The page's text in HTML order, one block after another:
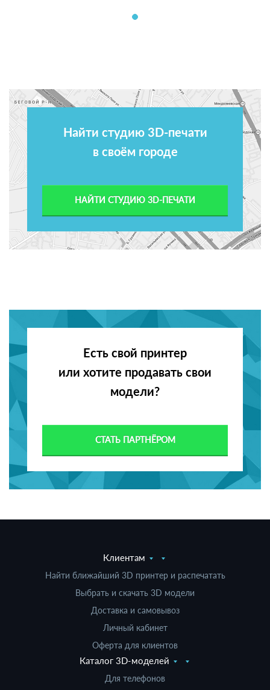
Найти студию 3D-печати
в своём городе
НАЙТИ СТУДИЮ 3D-ПЕЧАТИ
Есть свой принтер
или хотите продавать свои
модели?
СТАТЬ ПАРТНЁРОМ
Клиентам
Найти ближайший 3D принтер и распечатать
Выбрать и скачать 3D модели
Доставка и самовывоз
Личный кабинет
Оферта для клиентов
Каталог 3D-моделей
Для телефонов